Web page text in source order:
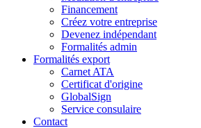
Financement
Créez votre entreprise
Devenez indépendant
Formalités admin
Formalités export
Carnet ATA
Certificat d'origine
GlobalSign
Service consulaire
Contact